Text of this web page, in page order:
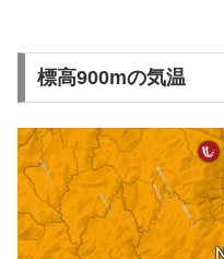
標高900mの気温